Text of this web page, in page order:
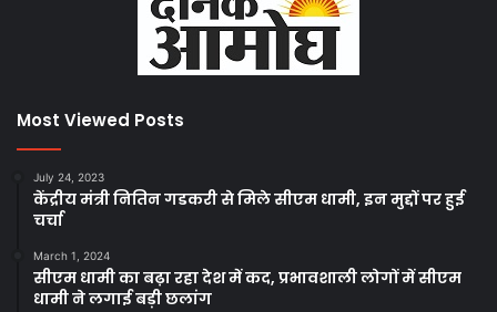
Most Viewed Posts
July 24, 2023
केंद्रीय मंत्री नितिन गडकरी से मिले सीएम धामी, इन मुद्दों पर हुई
चर्चा
March 1, 2024
सीएम धामी का बढ़ा रहा देश में कद, प्रभावशाली लोगों में सीएम
धामी ने लगाई बड़ी छलांग